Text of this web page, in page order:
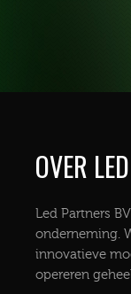
OVER
Led Partners
onderneming.
innovatieve
opereren